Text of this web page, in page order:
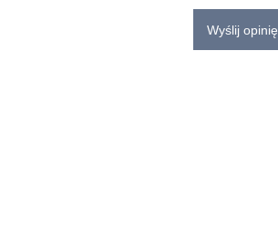
Wyślij opinię